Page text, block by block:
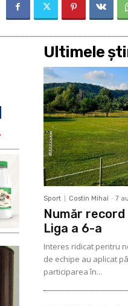
Ultimele
Sport Costin Mihai - 7
Număr record
Liga a 6-a
Interes ridicat pentru
de echipe au aplicat
participarea în...